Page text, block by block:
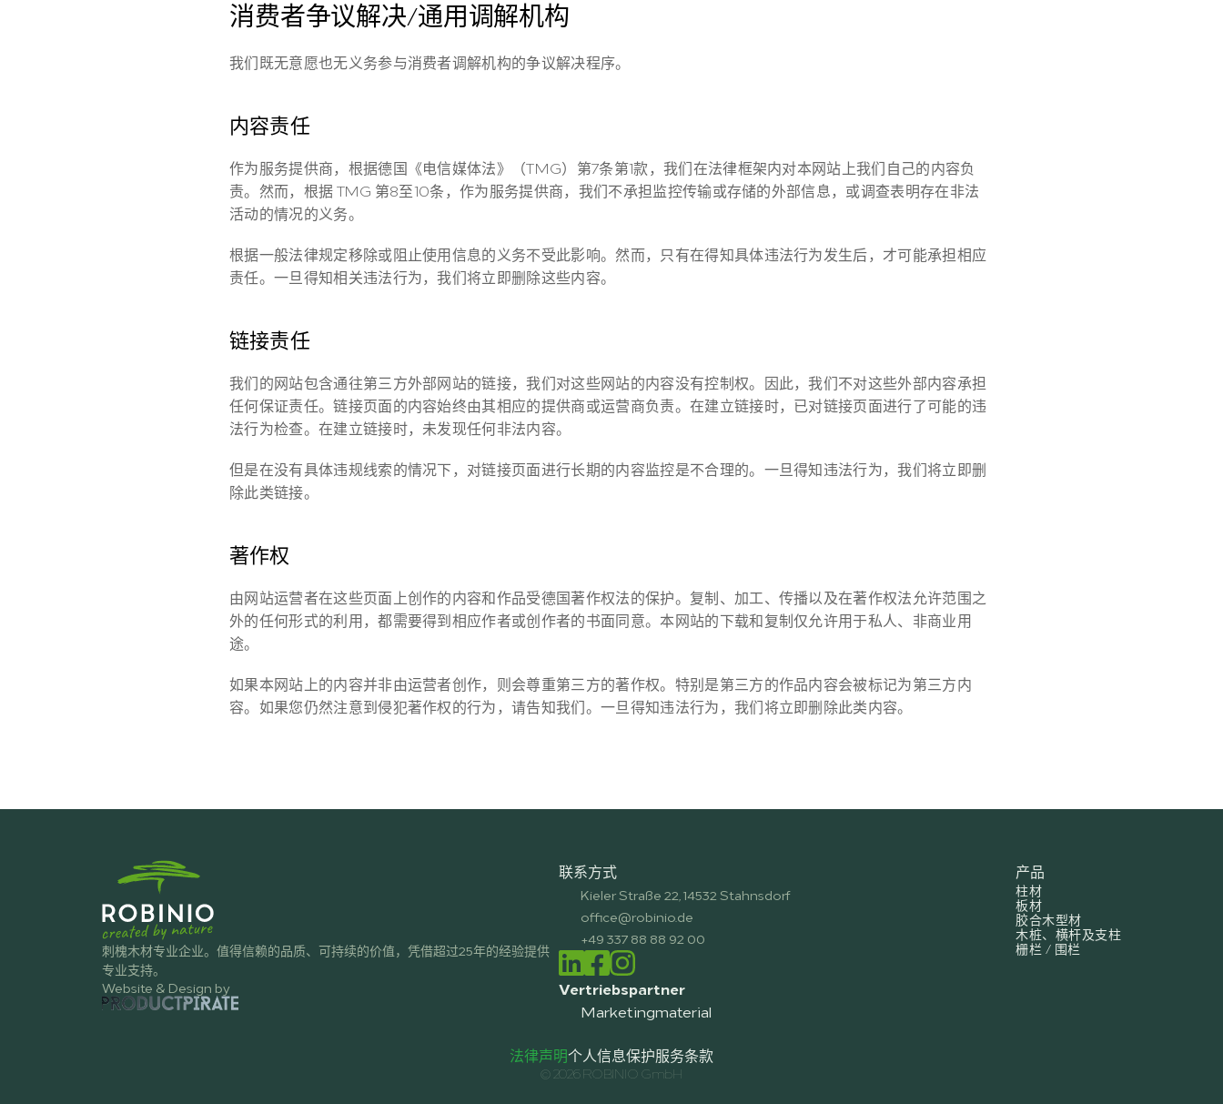
消费者争议解决/通用调解机构
我们既无意愿也无义务参与消费者调解机构的争议解决程序。
内容责任
作为服务提供商，根据德国《电信媒体法》（TMG）第7条第1款，我们在法律框架内对本网站上我们自己的内容负
责。然而，根据 TMG 第8至10条，作为服务提供商，我们不承担监控传输或存储的外部信息，或调查表明存在非法
活动的情况的义务。
根据一般法律规定移除或阻止使用信息的义务不受此影响。然而，只有在得知具体违法行为发生后，才可能承担相应
责任。一旦得知相关违法行为，我们将立即删除这些内容。
链接责任
我们的网站包含通往第三方外部网站的链接，我们对这些网站的内容没有控制权。因此，我们不对这些外部内容承担
任何保证责任。链接页面的内容始终由其相应的提供商或运营商负责。在建立链接时，已对链接页面进行了可能的违
法行为检查。在建立链接时，未发现任何非法内容。
但是在没有具体违规线索的情况下，对链接页面进行长期的内容监控是不合理的。一旦得知违法行为，我们将立即删
除此类链接。
著作权
由网站运营者在这些页面上创作的内容和作品受德国著作权法的保护。复制、加工、传播以及在著作权法允许范围之
外的任何形式的利用，都需要得到相应作者或创作者的书面同意。本网站的下载和复制仅允许用于私人、非商业用
途。
如果本网站上的内容并非由运营者创作，则会尊重第三方的著作权。特别是第三方的作品内容会被标记为第三方内
容。如果您仍然注意到侵犯著作权的行为，请告知我们。一旦得知违法行为，我们将立即删除此类内容。
刺槐木材专业企业。值得信赖的品质、可持续的价值，凭借超过25年的经验提供
专业支持。
Website & Design by
联系方式
Kieler Straße 22, 14532 Stahnsdorf
office@robinio.de
+49 337 88 88 92 00
Vertriebspartner
Marketingmaterial
产品
柱材
板材
胶合木型材
木桩、横杆及支柱
栅栏 / 围栏
法律声明个人信息保护服务条款
© 2026 ROBINIO GmbH